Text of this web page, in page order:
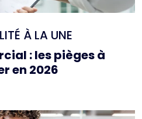
À LA UNE
: les pièges à
en 2026